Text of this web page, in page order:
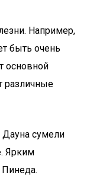
Например,
быть очень
основной
различные
сумели
Ярким